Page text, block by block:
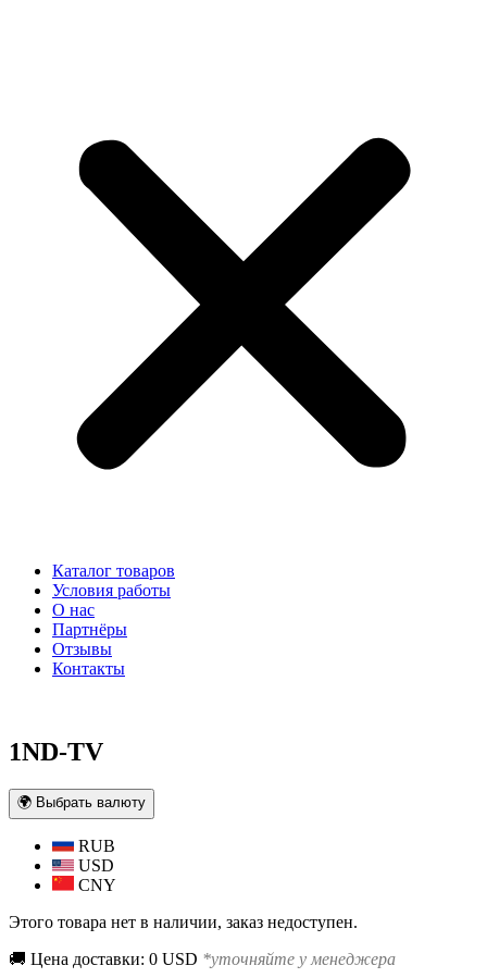
Каталог товаров
Условия работы
О нас
Партнёры
Отзывы
Контакты
1ND-TV
🌍 Выбрать валюту
RUB
USD
CNY
Этого товара нет в наличии, заказ недоступен.
🚚 Цена доставки: 0 USD *уточняйте у менеджера